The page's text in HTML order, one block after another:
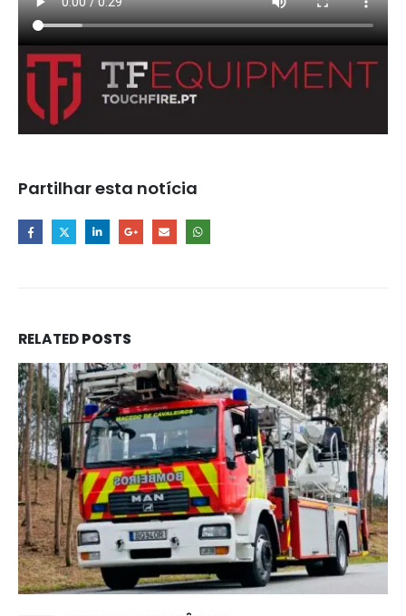
Partilhar esta notícia
RELATEDPOSTS